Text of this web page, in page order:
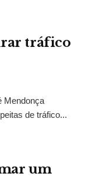
tráfico
Mendonça
de tráfico...
um